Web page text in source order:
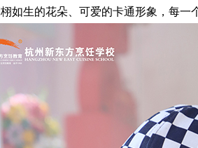
如生的花朵、可爱的卡通形象，每一